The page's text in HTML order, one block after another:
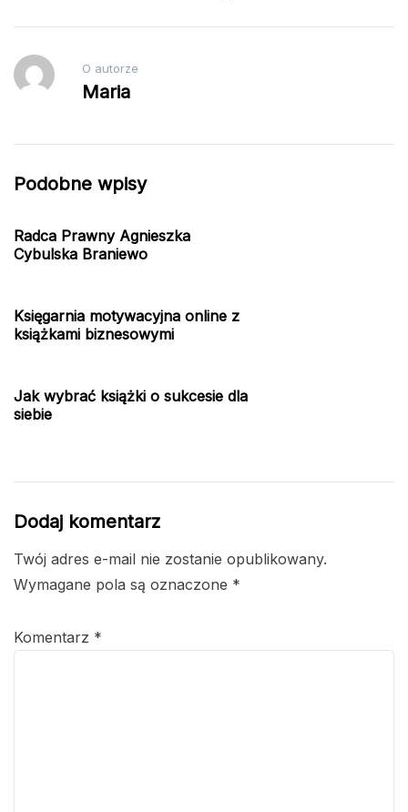
O autorze
Maria
Podobne wpisy
Radca Prawny Agnieszka
Cybulska Braniewo
Księgarnia motywacyjna online z
książkami biznesowymi
Jak wybrać książki o sukcesie dla
siebie
Dodaj komentarz
Twój adres e-mail nie zostanie opublikowany.
Wymagane pola są oznaczone *
Komentarz *